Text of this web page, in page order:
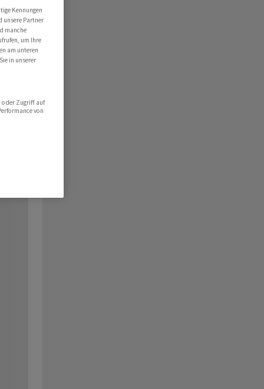
Kennungen
unsere Partner
manche
um Ihre
am unteren
in unserer
oder Zugriff auf
von